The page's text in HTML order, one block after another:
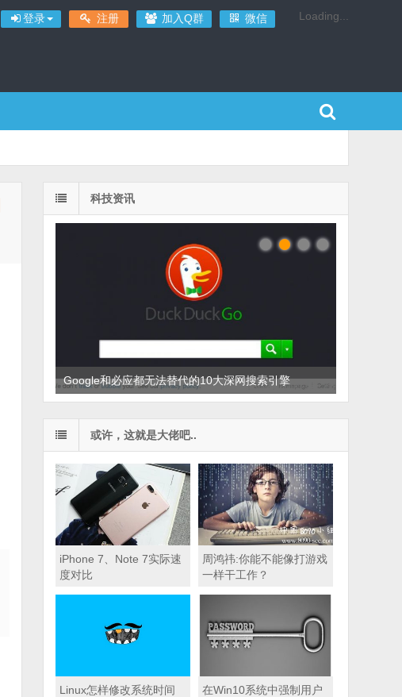
登录 注册 加入Q群 微信 Loading...
科技资讯
Google和必应都无法替代的10大深网搜索引擎
支付宝公众存款堪比四大行，为什么黑客不敢动？
或许，这就是大佬吧..
iPhone 7、Note 7实际速
度对比
周鸿祎:你能不能像打游戏
一样干工作？
Linux怎样修改系统时间
在Win10系统中强制用户